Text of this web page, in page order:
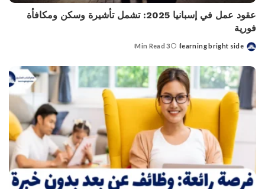
عقود عمل في إسبانيا 2025: تشمل تأشيرة وسكن ومكافأة
فورية
Posted
learning bright side
3 Min Read